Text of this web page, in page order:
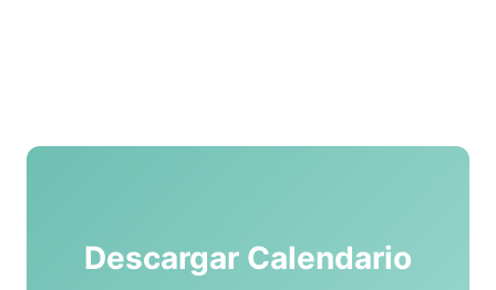
Descargar Calendario